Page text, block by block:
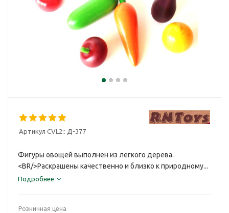
Артикул CVL2:: Д-377
Фигуры овощей выполнен из легкого дерева.
<BR/>Раскрашены качественно и близко к природному...
Подробнее
Розничная цена